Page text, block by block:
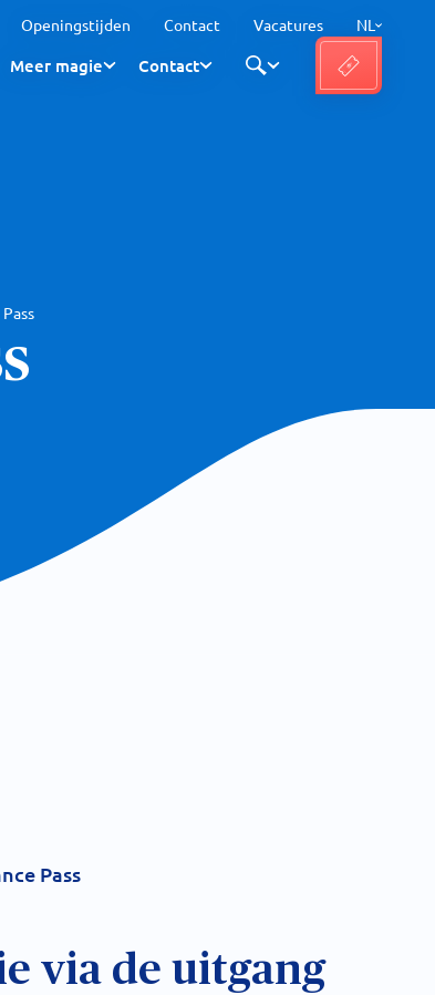
Openingstijden Contact Vacatures NL
Meer magie Contact
Pass
via de uitgang